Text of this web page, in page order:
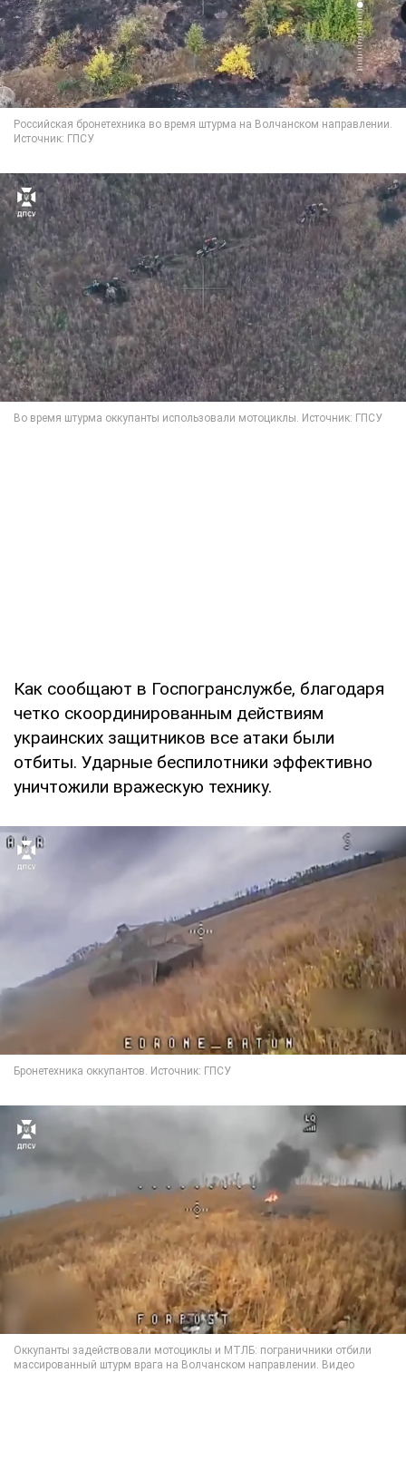
Как сообщают в Госпогранслужбе, благодаря
четко скоординированным действиям
украинских защитников все атаки были
отбиты. Ударные беспилотники эффективно
уничтожили вражескую технику.